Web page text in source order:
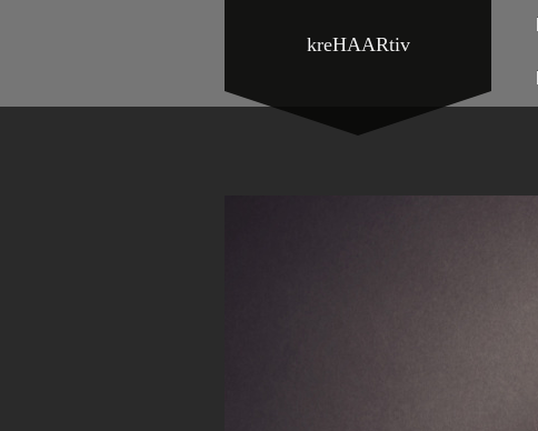
kreHAARtiv